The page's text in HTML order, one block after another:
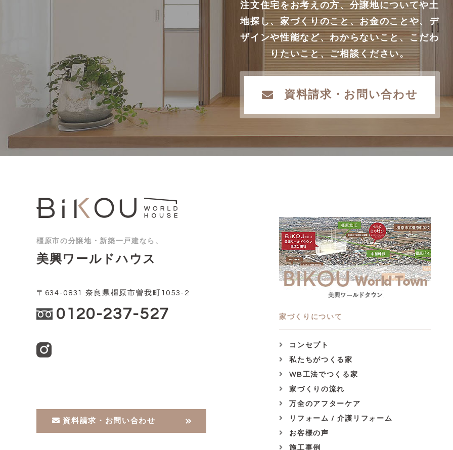
注文住宅をお考えの方、分譲地についてや土
地探し、家づくりのこと、お金のことや、デ
ザインや性能など、わからないこと、こだわ
りたいこと、ご相談ください。
資料請求・お問い合わせ
橿原市の分譲地・新築一戸建なら、
美興ワールドハウス
〒634-0831 奈良県橿原市曽我町1053-2
0120-237-527
資料請求・お問い合わせ
家づくりについて
コンセプト
私たちがつくる家
WB工法でつくる家
家づくりの流れ
万全のアフターケア
リフォーム / 介護リフォーム
お客様の声
施工事例